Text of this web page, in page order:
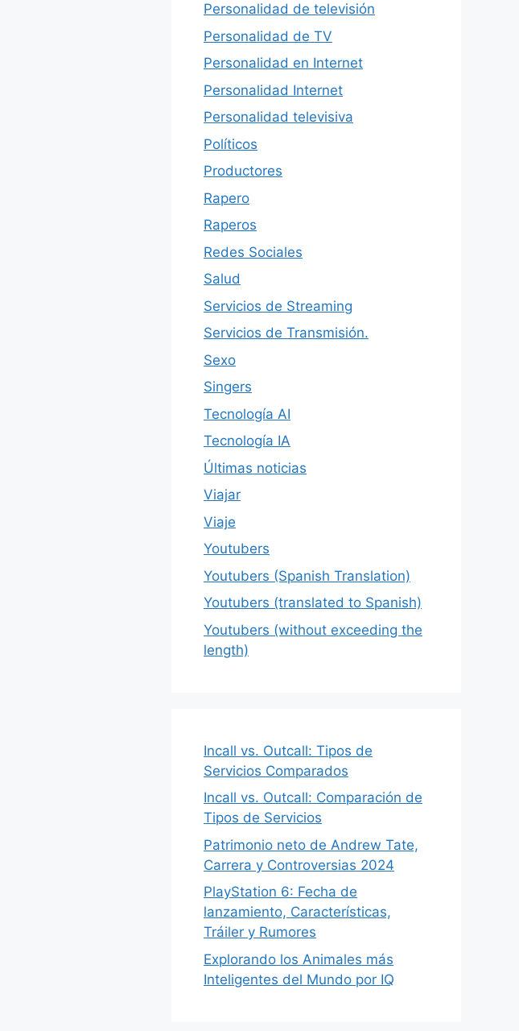
Personalidad de televisión
Personalidad de TV
Personalidad en Internet
Personalidad Internet
Personalidad televisiva
Políticos
Productores
Rapero
Raperos
Redes Sociales
Salud
Servicios de Streaming
Servicios de Transmisión.
Sexo
Singers
Tecnología AI
Tecnología IA
Últimas noticias
Viajar
Viaje
Youtubers
Youtubers (Spanish Translation)
Youtubers (translated to Spanish)
Youtubers (without exceeding the
length)
Incall vs. Outcall: Tipos de
Servicios Comparados
Incall vs. Outcall: Comparación de
Tipos de Servicios
Patrimonio neto de Andrew Tate,
Carrera y Controversias 2024
PlayStation 6: Fecha de
lanzamiento, Características,
Tráiler y Rumores
Explorando los Animales más
Inteligentes del Mundo por IQ